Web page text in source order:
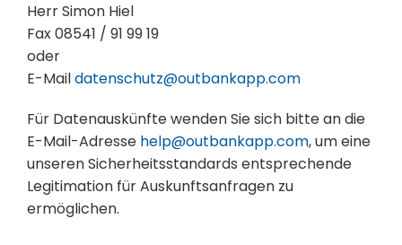
Herr Simon Hiel
Fax 08541 / 91 99 19
oder
E-Maildatenschutz@outbankapp.com
Für Datenauskünfte wenden Sie sich bitte an die
E-Mail-Adresse help@outbankapp.com, um eine
unseren Sicherheitsstandards entsprechende
Legitimation für Auskunftsanfragen zu
ermöglichen.